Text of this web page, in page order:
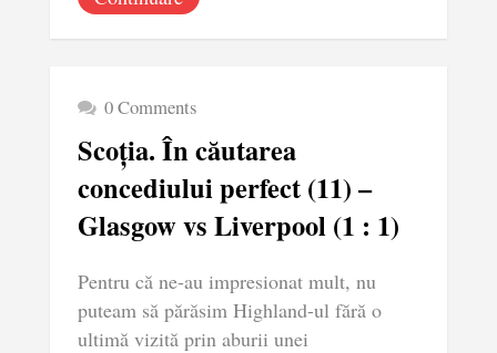
0 Comments
Scoția. În căutarea
concediului perfect (11) –
Glasgow vs Liverpool (1 : 1)
Pentru că ne-au impresionat mult, nu
puteam să părăsim Highland-ul fără o
ultimă vizită prin aburii unei